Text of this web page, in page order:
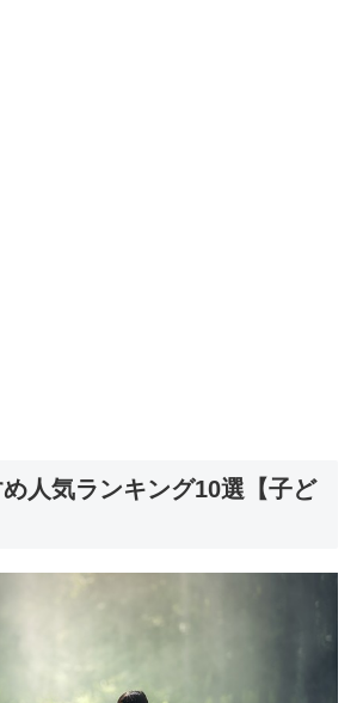
人気ランキング10選【子ど